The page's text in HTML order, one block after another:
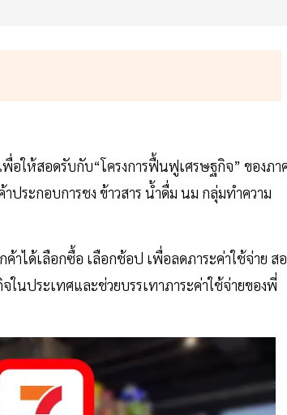
อให้สอดรับกับ“โครงการฟื้นฟูเศรษฐกิจ” ของภา
ประกอบการชง ข้าวสาร น้ำดื่ม นม กลุ่มทำความ
าได้เลือกซื้อ เลือกช้อป เพื่อลดภาระค่าใช้จ่าย ส
นประเทศและช่วยบรรเทาภาระค่าใช้จ่ายของพี่